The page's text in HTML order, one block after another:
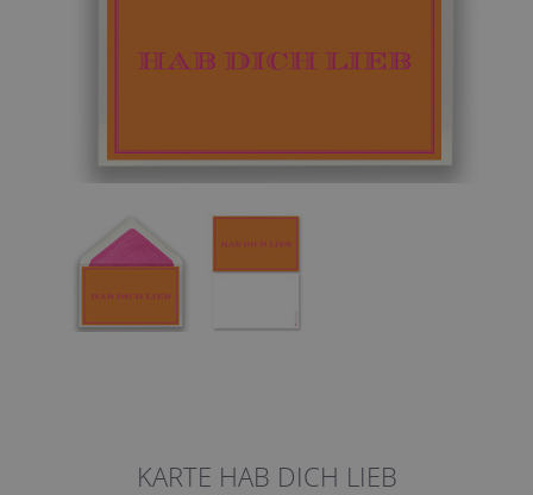
KARTE HAB DICH LIEB